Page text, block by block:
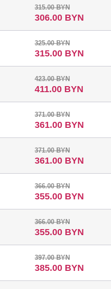
315.00 BYN
306.00 BYN
325.00 BYN
315.00 BYN
423.00 BYN
411.00 BYN
371.00 BYN
361.00 BYN
371.00 BYN
361.00 BYN
366.00 BYN
355.00 BYN
366.00 BYN
355.00 BYN
397.00 BYN
385.00 BYN